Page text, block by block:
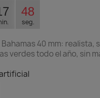
47
seg.
40 mm: realista,
verdes todo el año, sin